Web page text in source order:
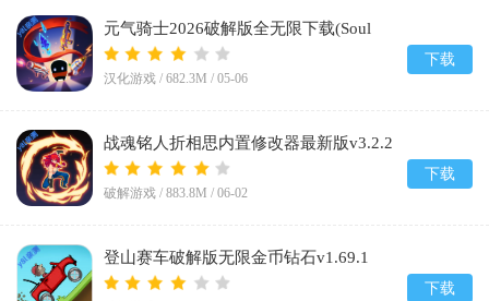
元气骑士2026破解版全无限下载(Soul
Knight)v8.2.0
汉化游戏 / 682.3M / 05-06
下载
战魂铭人折相思内置修改器最新版v3.2.2
破解游戏 / 883.8M / 06-02
下载
登山赛车破解版无限金币钻石v1.69.1
下载